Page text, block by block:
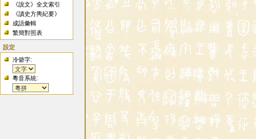
《說文》全文索引
《讀史方輿紀要》
成語彙輯
繁簡對照表
設定
冷僻字:
粵音系統: